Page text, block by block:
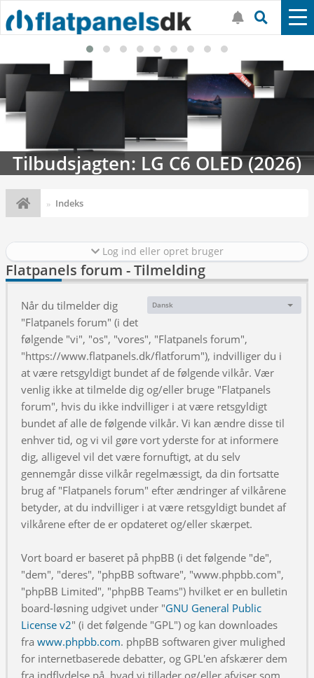
Tilbudsjagten: LG C6 OLED (2026)
Indeks
Log ind eller opret bruger
Flatpanels forum - Tilmelding
Sprog:
Dansk
Når du tilmelder dig
"Flatpanels forum" (i det
følgende "vi", "os", "vores", "Flatpanels forum",
"https://www.flatpanels.dk/flatforum"), indvilliger du i
at være retsgyldigt bundet af de følgende vilkår. Vær
venlig ikke at tilmelde dig og/eller bruge "Flatpanels
forum", hvis du ikke indvilliger i at være retsgyldigt
bundet af alle de følgende vilkår. Vi kan ændre disse til
enhver tid, og vi vil gøre vort yderste for at informere
dig, alligevel vil det være fornuftigt, at du selv
gennemgår disse vilkår regelmæssigt, da din fortsatte
brug af "Flatpanels forum" efter ændringer af vilkårene
betyder, at du indvilliger i at være retsgyldigt bundet af
vilkårene efter de er opdateret og/eller skærpet.
Vort board er baseret på phpBB (i det følgende "de",
"dem", "deres", "phpBB software", "www.phpbb.com",
"phpBB Limited", "phpBB Teams") hvilket er en bulletin
board-løsning udgivet under "GNU General Public
License v2" (i det følgende "GPL") og kan downloades
fra www.phpbb.com. phpBB softwaren giver mulighed
for internetbaserede debatter, og GPL'en afskærer dem
fra indflydelse på, hvad vi tillader og/eller afviser som